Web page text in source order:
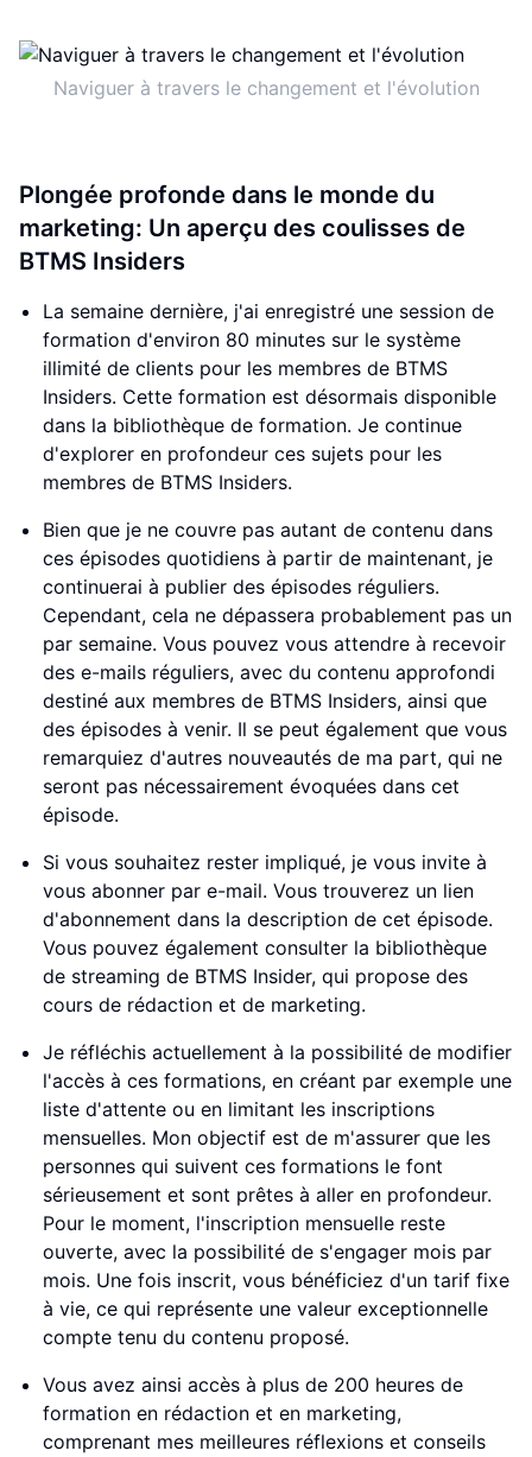
Naviguer à travers le changement et l'évolution
Plongée profonde dans le monde du
marketing: Un aperçu des coulisses de
BTMS Insiders
La semaine dernière, j'ai enregistré une session de
formation d'environ 80 minutes sur le système
illimité de clients pour les membres de BTMS
Insiders. Cette formation est désormais disponible
dans la bibliothèque de formation. Je continue
d'explorer en profondeur ces sujets pour les
membres de BTMS Insiders.
Bien que je ne couvre pas autant de contenu dans
ces épisodes quotidiens à partir de maintenant, je
continuerai à publier des épisodes réguliers.
Cependant, cela ne dépassera probablement pas un
par semaine. Vous pouvez vous attendre à recevoir
des e-mails réguliers, avec du contenu approfondi
destiné aux membres de BTMS Insiders, ainsi que
des épisodes à venir. Il se peut également que vous
remarquiez d'autres nouveautés de ma part, qui ne
seront pas nécessairement évoquées dans cet
épisode.
Si vous souhaitez rester impliqué, je vous invite à
vous abonner par e-mail. Vous trouverez un lien
d'abonnement dans la description de cet épisode.
Vous pouvez également consulter la bibliothèque
de streaming de BTMS Insider, qui propose des
cours de rédaction et de marketing.
Je réfléchis actuellement à la possibilité de modifier
l'accès à ces formations, en créant par exemple une
liste d'attente ou en limitant les inscriptions
mensuelles. Mon objectif est de m'assurer que les
personnes qui suivent ces formations le font
sérieusement et sont prêtes à aller en profondeur.
Pour le moment, l'inscription mensuelle reste
ouverte, avec la possibilité de s'engager mois par
mois. Une fois inscrit, vous bénéficiez d'un tarif fixe
à vie, ce qui représente une valeur exceptionnelle
compte tenu du contenu proposé.
Vous avez ainsi accès à plus de 200 heures de
formation en rédaction et en marketing,
comprenant mes meilleures réflexions et conseils